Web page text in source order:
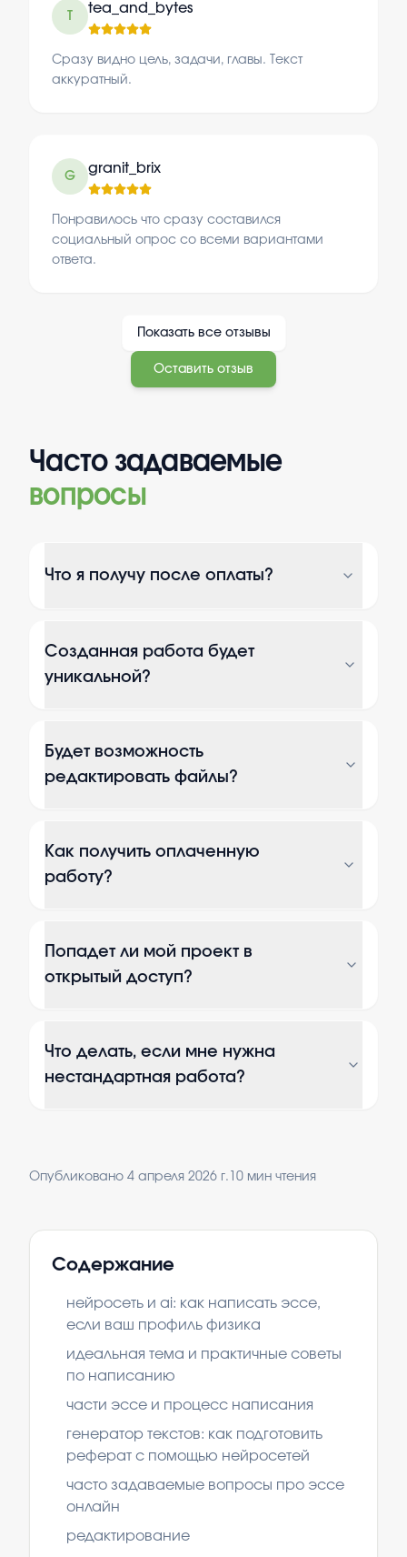
tea_and_bytes
Сразу видно цель, задачи, главы. Текст
аккуратный.
G
granit_brix
Понравилось что сразу составился
социальный опрос со всеми вариантами
ответа.
Показать все отзывы
Оставить отзыв
Часто задаваемые
вопросы
Что я получу после оплаты?
Созданная работа будет
уникальной?
Будет возможность
редактировать файлы?
Как получить оплаченную
работу?
Попадет ли мой проект в
открытый доступ?
Что делать, если мне нужна
нестандартная работа?
Опубликовано 4 апреля 2026 г. 10 мин чтения
Содержание
нейросеть и ai: как написать эссе,
если ваш профиль физика
идеальная тема и практичные советы
по написанию
части эссе и процесс написания
генератор текстов: как подготовить
реферат с помощью нейросетей
часто задаваемые вопросы про эссе
онлайн
редактирование